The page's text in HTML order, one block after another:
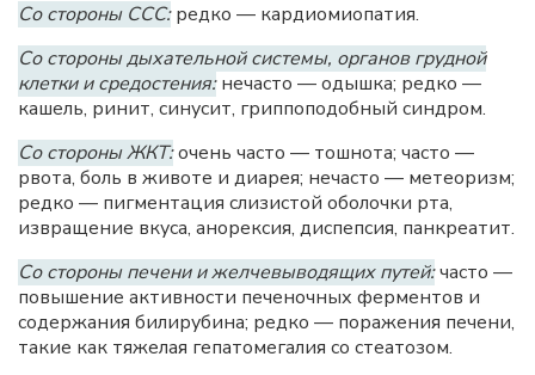
Со стороны ССС:редко — кардиомиопатия.
Со стороны дыхательной системы, органов грудной
клетки и средостения:нечасто — одышка; редко —
кашель, ринит, синусит, гриппоподобный синдром.
Со стороны ЖКТ:очень часто — тошнота; часто —
рвота, боль в животе и диарея; нечасто — метеоризм;
редко — пигментация слизистой оболочки рта,
извращение вкуса, анорексия, диспепсия, панкреатит.
Со стороны печени и желчевыводящих путей:часто —
повышение активности печеночных ферментов и
содержания билирубина; редко — поражения печени,
такие как тяжелая гепатомегалия со стеатозом.